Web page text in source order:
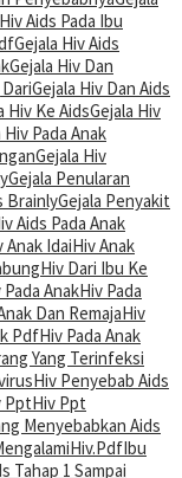
Aids Pada Ibu
Gejala Hiv Aids
Gejala Hiv Dan
Gejala Hiv Dan Aids
Hiv Ke AidsGejala Hiv
Hiv Pada Anak
Gejala Hiv
Gejala Penularan
BrainlyGejala Penyakit
Aids Pada Anak
Anak IdaiHiv Anak
Hiv Dari Ibu Ke
Pada AnakHiv Pada
Dan RemajaHiv
PdfHiv Pada Anak
Yang Terinfeksi
Hiv Penyebab Aids
PptHiv Ppt
Menyebabkan Aids
Hiv.PdfIbu
Tahap 1 Sampai